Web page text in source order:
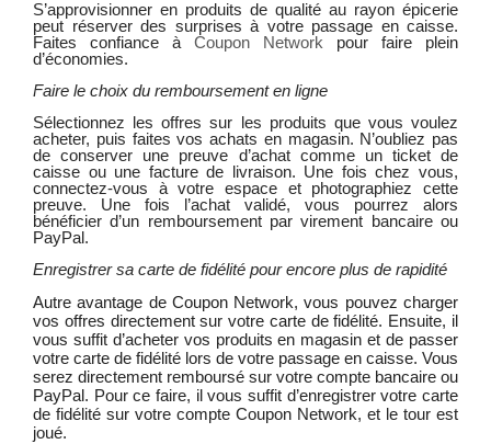
S’approvisionner en produits de qualité au rayon épicerie
peut réserver des surprises à votre passage en caisse.
Faites confiance à Coupon Network pour faire plein
d’économies.
Faire le choix du remboursement en ligne
Sélectionnez les offres sur les produits que vous voulez
acheter, puis faites vos achats en magasin. N’oubliez pas
de conserver une preuve d’achat comme un ticket de
caisse ou une facture de livraison. Une fois chez vous,
connectez-vous à votre espace et photographiez cette
preuve. Une fois l’achat validé, vous pourrez alors
bénéficier d’un remboursement par virement bancaire ou
PayPal.
Enregistrer sa carte de fidélité pour encore plus de rapidité
Autre avantage de Coupon Network, vous pouvez charger
vos offres directement sur votre carte de fidélité. Ensuite, il
vous suffit d’acheter vos produits en magasin et de passer
votre carte de fidélité lors de votre passage en caisse. Vous
serez directement remboursé sur votre compte bancaire ou
PayPal. Pour ce faire, il vous suffit d’enregistrer votre carte
de fidélité sur votre compte Coupon Network, et le tour est
joué.